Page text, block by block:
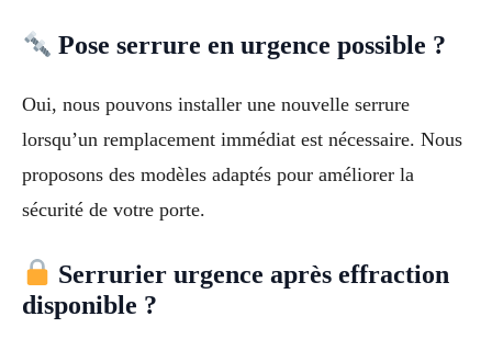
Pose serrure en urgence possible ?
Oui, nous pouvons installer une nouvelle serrure
lorsqu’un remplacement immédiat est nécessaire. Nous
proposons des modèles adaptés pour améliorer la
sécurité de votre porte.
Serrurier urgence après effraction
disponible ?